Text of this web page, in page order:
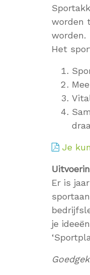
worden
worden.
Het
Je
Er is
je